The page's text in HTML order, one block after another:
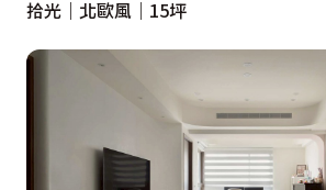
拾光｜北歐風｜15坪